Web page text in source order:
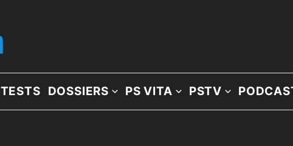
TESTS DOSSIERS PS VITA PSTV